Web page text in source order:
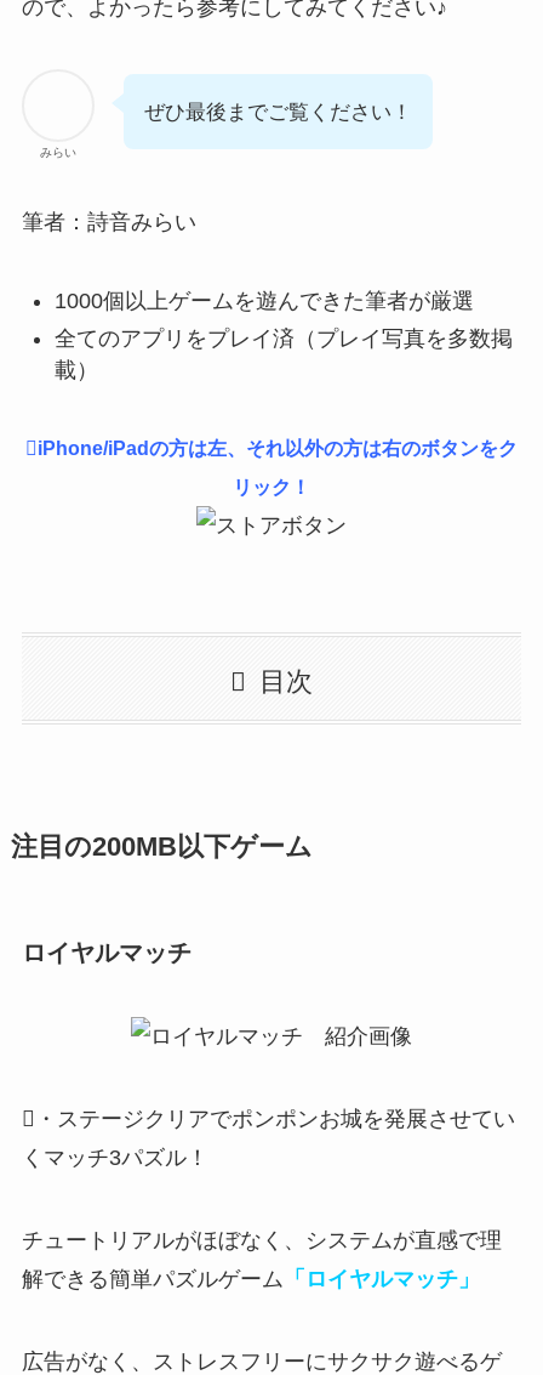
ので、よかったら参考にしてみてください♪
みらい
ぜひ最後までご覧ください！
筆者：詩音みらい
1000個以上ゲームを遊んできた筆者が厳選
全てのアプリをプレイ済（プレイ写真を多数掲
載）
iPhone/iPadの方は左、それ以外の方は右のボタンをク
リック！
目次
注目の200MB以下ゲーム
ロイヤルマッチ
・ステージクリアでポンポンお城を発展させてい
くマッチ3パズル！
チュートリアルがほぼなく、システムが直感で理
解できる簡単パズルゲーム 「ロイヤルマッチ」
広告がなく、ストレスフリーにサクサク遊べるゲ